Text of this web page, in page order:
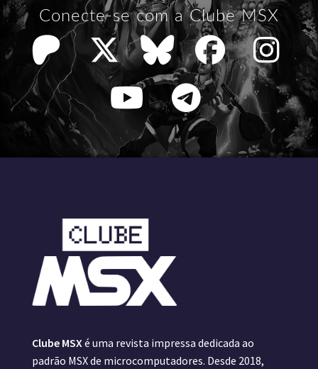
Conecte-se com a Clube MSX
Clube MSXé uma revista impressa dedicada ao
padrão MSX de microcomputadores. Desde 2018,